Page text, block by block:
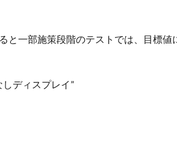
と一部施策段階のテストでは、目標値
ディスプレイ”